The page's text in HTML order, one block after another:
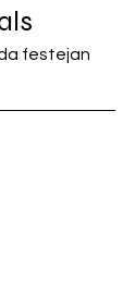
festejan